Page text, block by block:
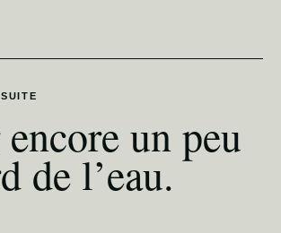
un peu
de l’eau.